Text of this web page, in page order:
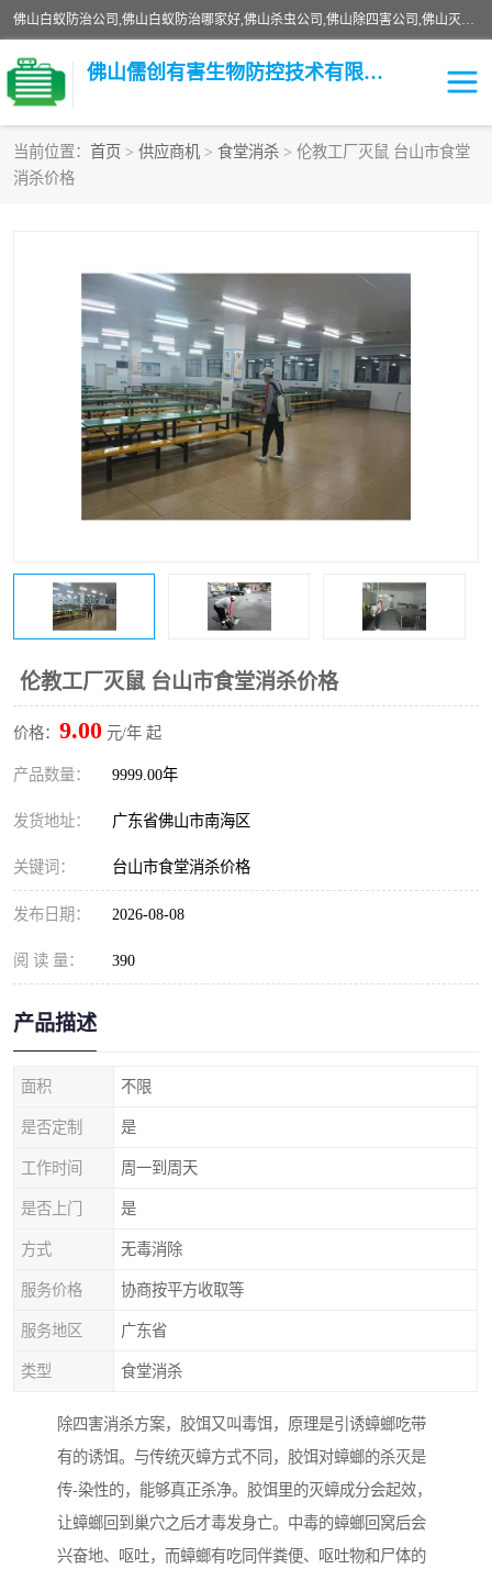
佛山白蚁防治公司,佛山白蚁防治哪家好,佛山杀虫公司,佛山除四害公司,佛山灭白蚁公司,佛山白蚁防治佛山儒创有害生物防治有限公司是一家佛山杀虫公司、佛山除四害公司、佛山灭白蚁公司、佛山白蚁防治公司，让您远离虫害困扰。要问佛山白蚁防治哪家好？佛山儒创有害生物防治有限公司全佛山、广州，正规公司，上门勘查，可靠，售后有保障。
佛山儒创有害生物防控技术有限公司
当前位置： 首页 > 供应商机 > 食堂消杀 > 伦教工厂灭鼠 台山市食堂
消杀价格
伦教工厂灭鼠 台山市食堂消杀价格
价格： 9.00 元/年 起
产品数量： 9999.00年
发货地址： 广东省佛山市南海区
关键词： 台山市食堂消杀价格
发布日期： 2026-08-08
阅 读 量： 390
产品描述
面积 不限
是否定制 是
工作时间 周一到周天
是否上门 是
方式 无毒消除
服务价格 协商按平方收取等
服务地区 广东省
类型 食堂消杀
除四害消杀方案，胶饵又叫毒饵，原理是引诱蟑螂吃带
有的诱饵。与传统灭蟑方式不同，胶饵对蟑螂的杀灭是
传-染性的，能够真正杀净。胶饵里的灭蟑成分会起效，
让蟑螂回到巢穴之后才毒发身亡。中毒的蟑螂回窝后会
兴奋地、呕吐，而蟑螂有吃同伴粪便、呕吐物和尸体的